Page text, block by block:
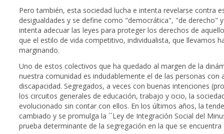
Pero también, esta sociedad lucha e intenta revelarse contra
desigualdades y se define como "democrática", "de derecho"
intenta adecuar las leyes para proteger los derechos de
que el estilo de vida competitivo, individualista, que llevamos
marginando.
Uno de estos colectivos que ha quedado al margen de la
nuestra comunidad es indudablemente el de las personas con
discapacidad. Segregados, a veces con buenas intenciones
los circuitos generales de educación, trabajo y ocio, la
evolucionado sin contar con ellos. En los últimos años, la
cambiado y se promulga la ´´Ley de Integración Social del
prueba determinante de la segregación en la que se